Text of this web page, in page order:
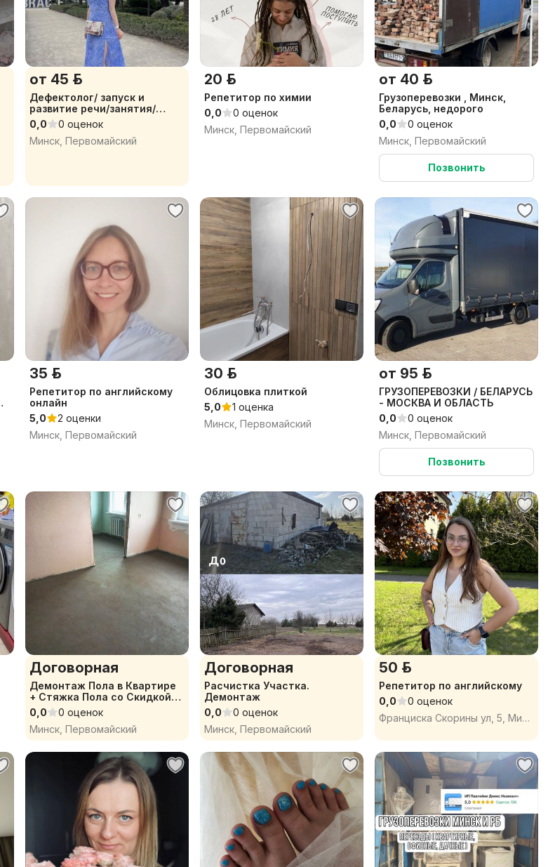
от 45 р.
Дефектолог/ запуск и
развитие речи/занятия/
логопед
0,0
0 оценок
Минск, Первомайский
20 р.
Репетитор по химии
0,0
0 оценок
Минск, Первомайский
от 40 р.
Грузоперевозки , Минск,
Беларусь, недорого
0,0
0 оценок
Минск, Первомайский
Позвонить
35 р.
Репетитор по английскому
онлайн
5,0
2 оценки
Минск, Первомайский
30 р.
Облицовка плиткой
5,0
1 оценка
Минск, Первомайский
от 95 р.
ГРУЗОПЕРЕВОЗКИ / БЕЛАРУСЬ
- МОСКВА И ОБЛАСТЬ
0,0
0 оценок
Минск, Первомайский
Позвонить
Договорная
Демонтаж Пола в Квартире
+ Стяжка Пола со Скидкой
10%
0,0
0 оценок
Минск, Первомайский
Договорная
Расчистка Участка.
Демонтаж
0,0
0 оценок
Минск, Первомайский
50 р.
Репетитор по английскому
0,0
0 оценок
Франциска Скорины ул, 5, Минск